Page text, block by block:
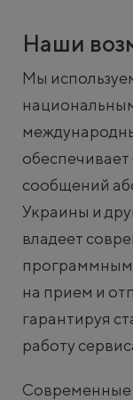
Наши
Мы
сообщений
Украины и
владеет
на прием и
гарантируя
работу
Современные